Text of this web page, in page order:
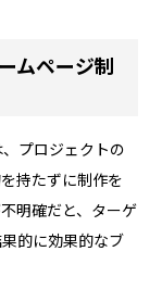
ムページ制
プロジェクトの
持たずに制作を
明確だと、ターゲ
的に効果的なブ